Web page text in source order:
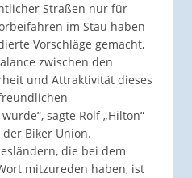
Straßen nur für
im Stau haben
Vorschläge gemacht,
zwischen den
und Attraktivität dieses
sagte Rolf „Hilton“
Biker Union.
die bei dem
mitzureden haben, ist